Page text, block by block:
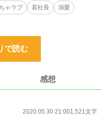
ゃラブ 若社長
溺愛
で読む
感想
2020.05.30 21:001,521文字